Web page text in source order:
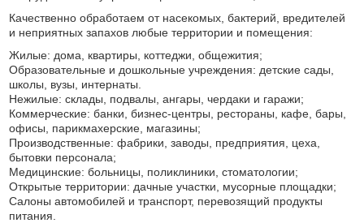
Качественно обработаем от насекомых, бактерий, вредителей
и неприятных запахов любые территории и помещения:
Жилые: дома, квартиры, коттеджи, общежития;
Образовательные и дошкольные учреждения: детские сады,
школы, вузы, интернаты.
Нежилые: склады, подвалы, ангары, чердаки и гаражи;
Коммерческие: банки, бизнес-центры, рестораны, кафе, бары,
офисы, парикмахерские, магазины;
Производственные: фабрики, заводы, предприятия, цеха,
бытовки персонала;
Медицинские: больницы, поликлиники, стоматологии;
Открытые территории: дачные участки, мусорные площадки;
Салоны автомобилей и транспорт, перевозящий продукты
питания.